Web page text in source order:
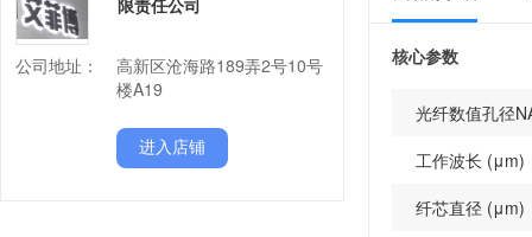
限责任公司
公司地址：
高新区沧海路189弄2号10号
楼A19
进入店铺
核心参数
光纤数值孔径
工作波长 (μm)
纤芯直径 (μm)